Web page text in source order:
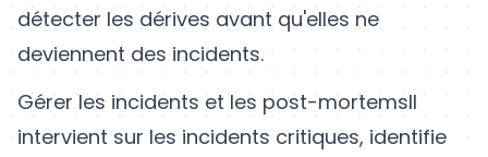
détecter les dérives avant qu'elles ne
deviennent des incidents.
Gérer les incidents et les post-mortemsIl
intervient sur les incidents critiques, identifie